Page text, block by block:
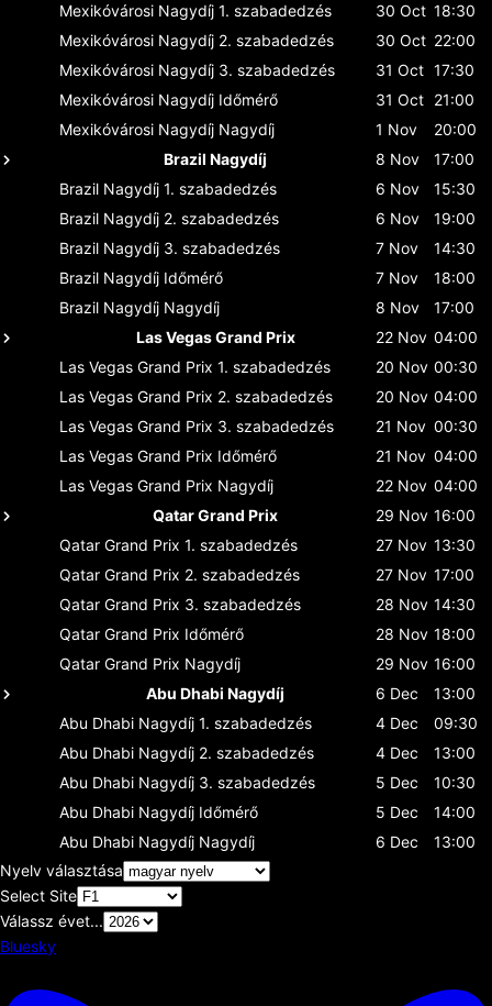
Mexikóvárosi Nagydíj 1. szabadedzés 30 Oct 18:30
Mexikóvárosi Nagydíj 2. szabadedzés 30 Oct 22:00
Mexikóvárosi Nagydíj 3. szabadedzés 31 Oct 17:30
Mexikóvárosi Nagydíj Időmérő 31 Oct 21:00
Mexikóvárosi Nagydíj Nagydíj 1 Nov
20:00
Brazil Nagydíj
8 Nov
17:00
Brazil Nagydíj 1. szabadedzés 6 Nov
15:30
Brazil Nagydíj 2. szabadedzés 6 Nov
19:00
Brazil Nagydíj 3. szabadedzés 7 Nov
14:30
Brazil Nagydíj Időmérő 7 Nov
18:00
Brazil Nagydíj Nagydíj 8 Nov
17:00
Las Vegas Grand Prix
22 Nov 04:00
Las Vegas Grand Prix 1. szabadedzés 20 Nov 00:30
Las Vegas Grand Prix 2. szabadedzés 20 Nov 04:00
Las Vegas Grand Prix 3. szabadedzés 21 Nov 00:30
Las Vegas Grand Prix Időmérő 21 Nov 04:00
Las Vegas Grand Prix Nagydíj 22 Nov 04:00
Qatar Grand Prix
29 Nov 16:00
Qatar Grand Prix 1. szabadedzés 27 Nov 13:30
Qatar Grand Prix 2. szabadedzés 27 Nov 17:00
Qatar Grand Prix 3. szabadedzés 28 Nov 14:30
Qatar Grand Prix Időmérő 28 Nov 18:00
Qatar Grand Prix Nagydíj 29 Nov 16:00
Abu Dhabi Nagydíj
6 Dec
13:00
Abu Dhabi Nagydíj 1. szabadedzés 4 Dec
09:30
Abu Dhabi Nagydíj 2. szabadedzés 4 Dec
13:00
Abu Dhabi Nagydíj 3. szabadedzés 5 Dec
10:30
Abu Dhabi Nagydíj Időmérő 5 Dec
14:00
Abu Dhabi Nagydíj Nagydíj 6 Dec
13:00
Nyelv választása
Select Site
Válassz évet...
Bluesky